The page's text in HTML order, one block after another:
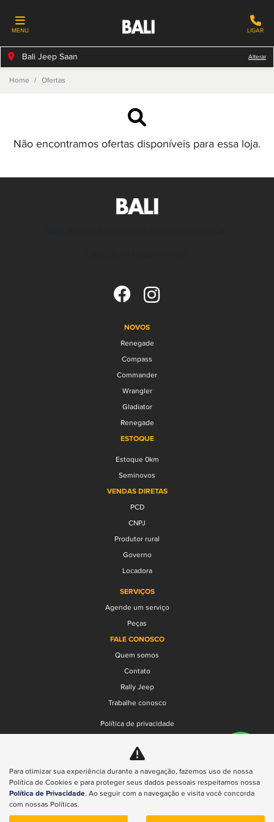
MENU LIGAR
Bali Jeep Saan Alterar
Home Ofertas
Não encontramos ofertas disponíveis para essa loja.
NOVOS
Renegade
Compass
Commander
Wrangler
Gladiator
Renegade
ESTOQUE
Estoque 0km
Seminovos
VENDAS DIRETAS
PCD
CNPJ
Produtor rural
Governo
Locadora
SERVIÇOS
Agende um serviço
Peças
FALE CONOSCO
Quem somos
Contato
Rally Jeep
Trabalhe conosco
Política de privacidade
Transparência Salarial
No trânsito, enxergar o outro salva vidas.
Para otimizar sua experiência durante a navegação, fazemos uso de nossa
Política de Cookies e para proteger seus dados pessoais respeitamos nossa
Política de Privacidade. Ao seguir com a navegação e visita você concorda
com nossas Políticas.